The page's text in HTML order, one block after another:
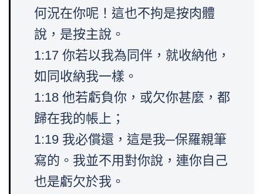
何況在你呢！這也不拘是按肉體
說，是按主說。
1:17 你若以我為同伴，就收納他，
如同收納我一樣。
1:18 他若虧負你，或欠你甚麼，都
歸在我的帳上；
1:19 我必償還，這是我─保羅親筆
寫的。我並不用對你說，連你自己
也是虧欠於我。